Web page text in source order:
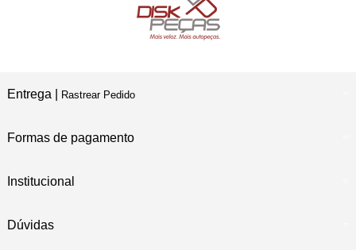
Entrega | Rastrear Pedido
Formas de pagamento
Institucional
Dúvidas